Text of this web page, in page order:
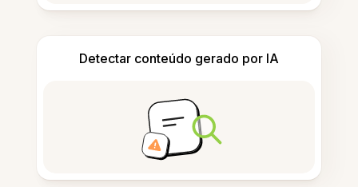
Detectar conteúdo gerado por IA